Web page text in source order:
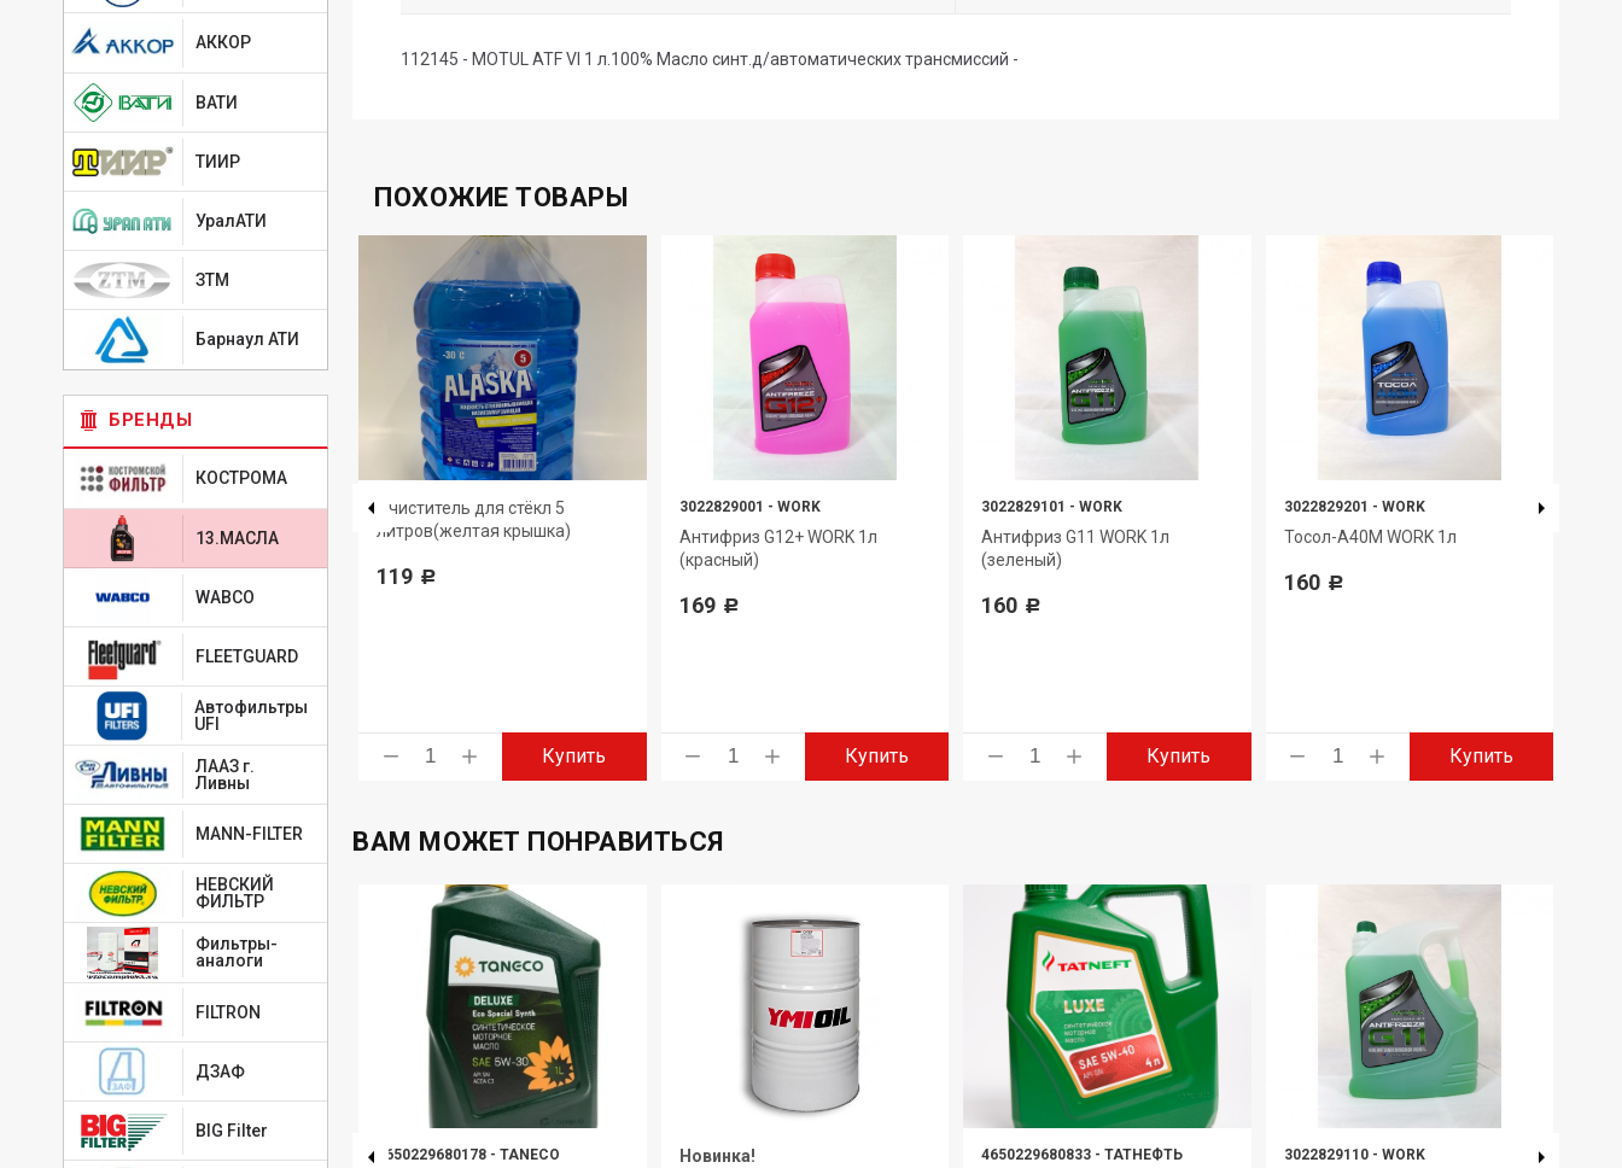
АККОР
ВАТИ
ТИИР
УралАТИ
ЗТМ
Барнаул АТИ
БРЕНДЫ
КОСТРОМА
13.МАСЛА
WABCO
FLEETGUARD
Автофильтры
UFI
ЛААЗ г.
Ливны
MANN-FILTER
НЕВСКИЙ
ФИЛЬТР
Фильтры-
аналоги
FILTRON
ДЗАФ
BIG Filter
112145 - MOTUL ATF VI 1 л.100% Масло синт.д/автоматических трансмиссий -
ПОХОЖИЕ ТОВАРЫ
4650229680819 - ТАТНЕФТЬ
Масло моторное Татнефть-
LUXE синтетика API
1 556 Р
Очиститель для стёкл 5
литров(желтая крышка)
119 Р
Купить
3022829001 - WORK
Антифриз G12+ WORK 1л
(красный)
169 Р
Купить
3022829101 - WORK
Антифриз G11 WORK 1л
(зеленый)
160 Р
Купить
3022829201 - WORK
Тосол-А40М WORK 1л
160 Р
Купить
ВАМ МОЖЕТ ПОНРАВИТЬСЯ
4650229680819 4650229680178 - TANECO
Новинка!
4650229680833 - ТАТНЕФТЬ 3022829110 - WORK